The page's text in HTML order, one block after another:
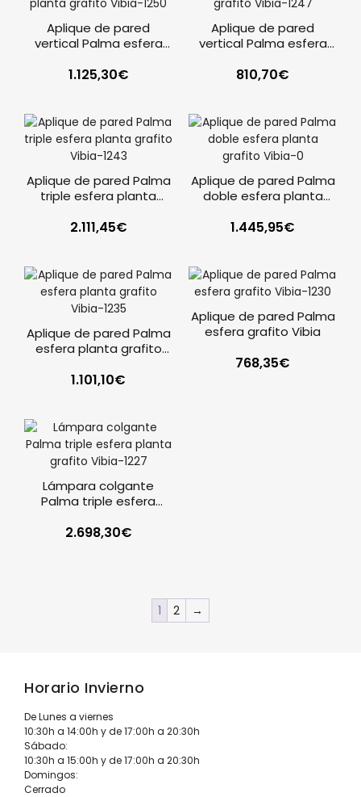
Aplique de pared
vertical Palma esfera
1.125,30€
Aplique de pared
vertical Palma esfera
810,70€
Aplique de pared Palma
triple esfera planta
2.111,45€
Aplique de pared Palma
doble esfera planta
1.445,95€
Aplique de pared Palma
esfera planta grafito
1.101,10€
Aplique de pared Palma
esfera grafito Vibia
768,35€
Lámpara colgante
Palma triple esfera
2.698,30€
1 2 →
Horario Invierno
De Lunes a viernes
10:30h a 14:00h y de 17:00h a 20:30h
Sábado:
10:30h a 15:00h y de 17:00h a 20:30h
Domingos:
Cerrado